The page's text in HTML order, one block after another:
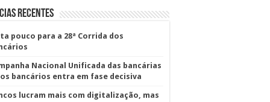
Recentes
pouco para a 28ª Corrida dos
Nacional Unificada das bancárias
bancários entra em fase decisiva
lucram mais com digitalização, mas